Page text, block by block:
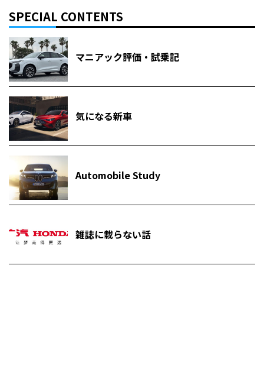
SPECIAL CONTENTS
マニアック評価・試乗記
気になる新車
Automobile Study
雑誌に載らない話